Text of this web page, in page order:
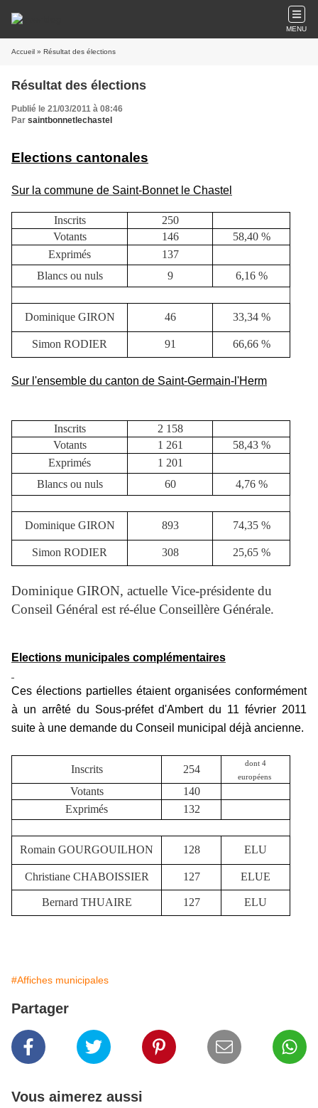
MENU
Accueil » Résultat des élections
Résultat des élections
Publié le 21/03/2011 à 08:46
Par saintbonnetlechastel
Elections cantonales
Sur la commune de Saint-Bonnet le Chastel
Inscrits
250
Votants
146
58,40 %
Exprimés
137
Blancs ou nuls
9 6,16 %
Dominique GIRON 46 33,34 %
Simon RODIER 91 66,66 %
Sur l'ensemble du canton de Saint-Germain-l'Herm
Inscrits
2 158
Votants
1 261
58,43 %
Exprimés
1 201
Blancs ou nuls
60 4,76 %
Dominique GIRON 893 74,35 %
Simon RODIER 308 25,65 %
Dominique GIRON, actuelle Vice-présidente du
Conseil Général est ré-élue Conseillère Générale.
Elections municipales complémentaires
Ces élections partielles étaient organisées conformément
à un arrêté du Sous-préfet d'Ambert du 11 février 2011
suite à une demande du Conseil municipal déjà ancienne.
Inscrits 254
dont 4
européens
Votants
140
Exprimés
132
Romain GOURGOUILHON 128 ELU
Christiane CHABOISSIER 127 ELUE
Bernard THUAIRE 127 ELU
#Affiches municipales
Partager
Vous aimerez aussi